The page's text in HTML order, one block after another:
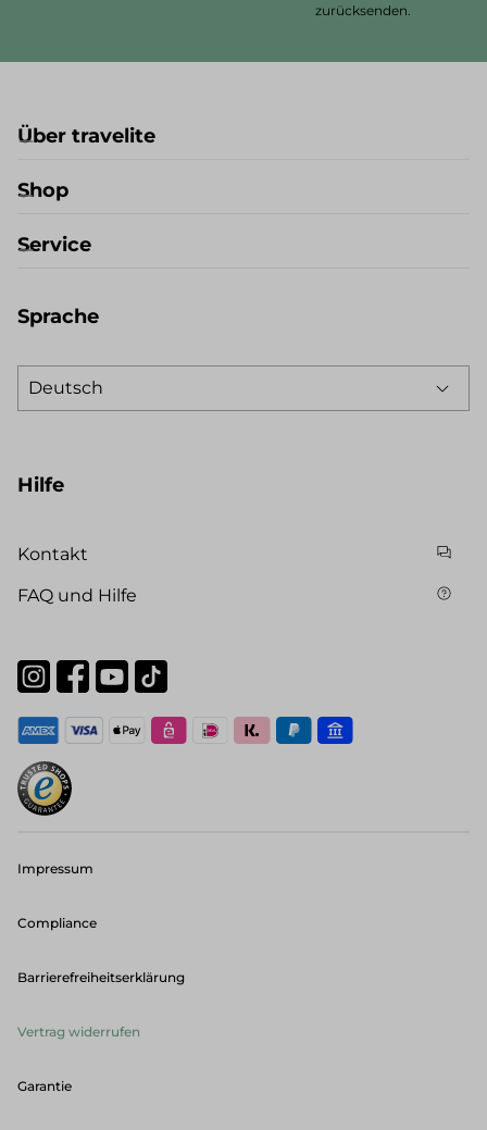
zurücksenden.
Über travelite
Shop
Service
Sprache
Hilfe
Kontakt
FAQ und Hilfe
Impressum
Compliance
Barrierefreiheitserklärung
Vertrag widerrufen
Garantie